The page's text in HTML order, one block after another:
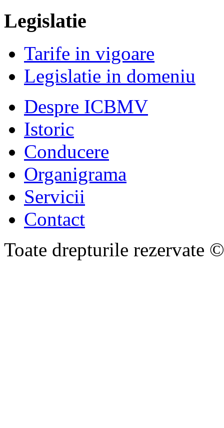
Legislatie
Tarife in vigoare
Legislatie in domeniu
Despre ICBMV
Istoric
Conducere
Organigrama
Servicii
Contact
Toate drepturile rezervate